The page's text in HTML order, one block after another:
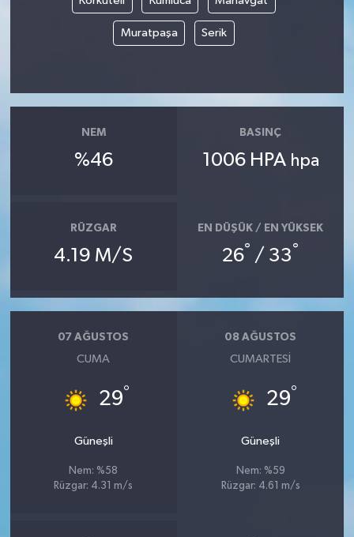
Muratpaşa Serik
NEM
%46
BASINÇ
1006 HPA hpa
RÜZGAR
4.19 M/S
EN DÜŞÜK / EN YÜKSEK
26° / 33°
07 AĞUSTOS
CUMA
29°
Güneşli
Nem: %58
Rüzgar: 4.31 m/s
08 AĞUSTOS
CUMARTESI
29°
Güneşli
Nem: %59
Rüzgar: 4.61 m/s